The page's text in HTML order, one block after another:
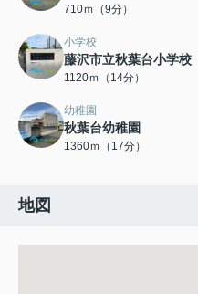
710ｍ（9分）
小学校
藤沢市立秋葉台小学校
1120ｍ（14分）
幼稚園
秋葉台幼稚園
1360ｍ（17分）
地図